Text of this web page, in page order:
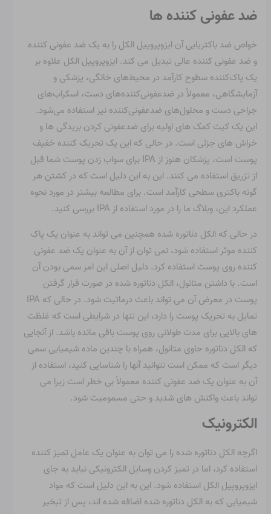
ضد عفونی کننده ها
خواص ضد باکتریایی آن ایزوپروپیل الکل را به یک ضد عفونی کننده
و ضد عفونی کننده عالی تبدیل می کند. ایزوپروپیل الکل علاوه بر
یک پاک‌کننده سطوح کارآمد در محیط‌های خانگی، پزشکی و
آزمایشگاهی، معمولاً در ضدعفونی‌کننده‌های دست، اسکراب‌های
جراحی دست و محلول‌های ضدعفونی‌کننده نیز استفاده می‌شود.
این یک کیت کمک های اولیه برای ضدعفونی کردن بریدگی ها و
خراش های جزئی است. در حالی که این یک تحریک کننده خفیف
پوست است، پزشکان هنوز از IPA برای سواب زدن پوست شما قبل
از تزریق استفاده می کنند. این به این دلیل است که در کشتن هر
گونه باکتری سطحی کارآمد است. برای مطالعه بیشتر در مورد نحوه
عملکرد این، وبلاگ ما را در مورد استفاده از IPA بررسی کنید.
در حالی که الکل دناتوره شده همچنین می تواند به عنوان یک پاک
کننده موثر استفاده شود، نمی توان از آن به عنوان یک ضد عفونی
کننده روی پوست استفاده کرد. دلیل اصلی این امر سمی بودن آن
است. با داشتن متانول، الکل دناتوره شده در صورت قرار گرفتن
پوست در معرض آن می تواند باعث درماتیت شود. در حالی که IPA
تمایل به تحریک پوست را دارد، این تنها در شرایطی است که غلظت
های بالایی برای مدت طولانی روی پوست باقی مانده باشد. از آنجایی
که الکل دناتوره حاوی متانول، همراه با چندین ماده شیمیایی سمی
دیگر است که ممکن است نتوانید آنها را شناسایی کنید، استفاده از
آن به عنوان یک ضد عفونی کننده معمولاً بی خطر است زیرا می
تواند باعث واکنش های شدید و حتی مسمومیت شود.
الکترونیک
اگرچه الکل دناتوره شده را می توان به عنوان یک عامل تمیز کننده
استفاده کرد، اما در تمیز کردن وسایل الکترونیکی نباید به جای
ایزوپروپیل الکل استفاده شود. این به این دلیل است که مواد
شیمیایی که به الکل دناتوره شده اضافه شده اند، پس از تبخیر